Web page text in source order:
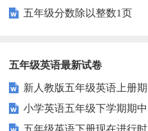
五年级分数除以整数1页
五年级英语最新试卷
新人教版五年级英语上册期
中词汇复习Unit1-Unit3
小学英语五年级下学期期中
五年级英语下册现在进行时